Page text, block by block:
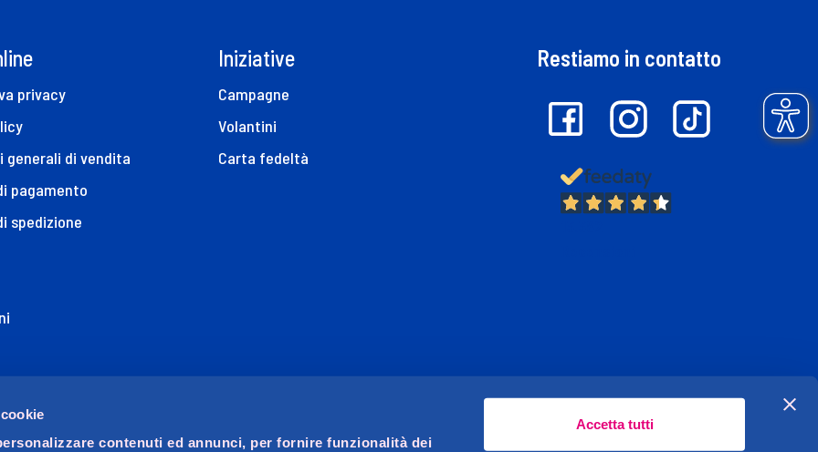
contenuti ed annunci, per fornire funzionalità dei
Accetta tutti
privacy
generali di vendita
pagamento
spedizione
di Accessibilità
Iniziative
Campagne
Volantini
Carta fedeltà
Restiamo in contatto